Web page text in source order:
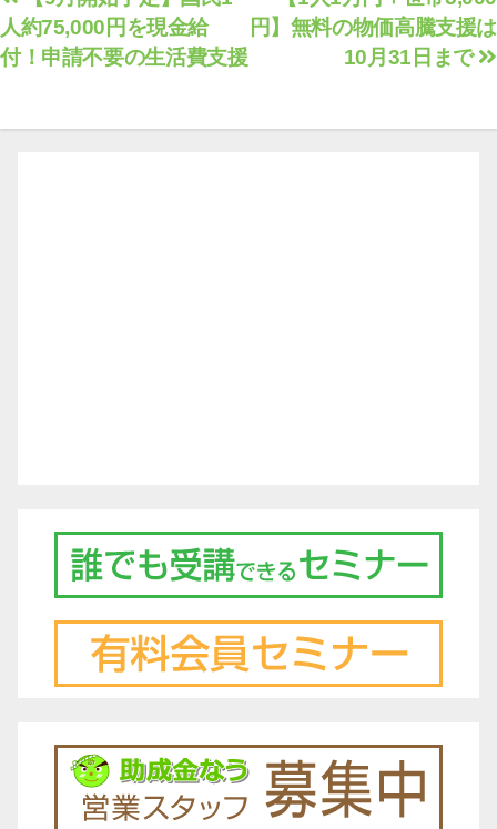
稿
ナ
ゲ
円】無料の物価高騰支援は
10月31日まで
人約75,000円を現金給
付！申請不要の生活費支援